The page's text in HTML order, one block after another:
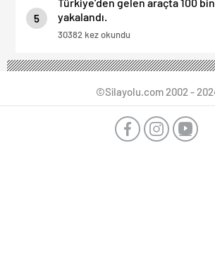
5
yakalandı.
30382 kez okundu
©Silayolu.com 2002 -